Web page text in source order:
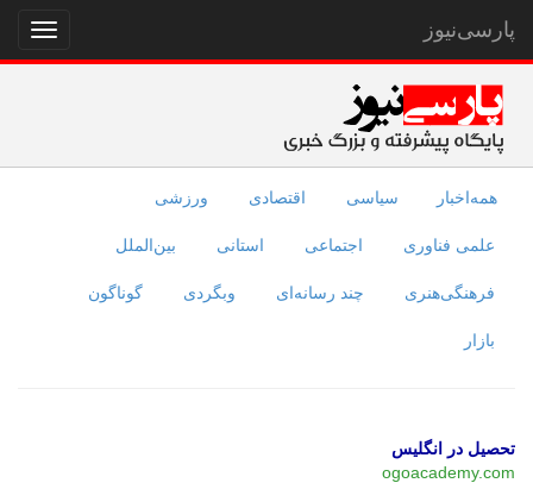
نمایش
منو
پارسی‌نیوز
همه‌اخبار سیاسی اقتصادی ورزشی
علمی فناوری اجتماعی استانی بین‌الملل
فرهنگی‌هنری چند رسانه‌ای وبگردی گوناگون
بازار
تحصیل در انگلیس
ogoacademy.com